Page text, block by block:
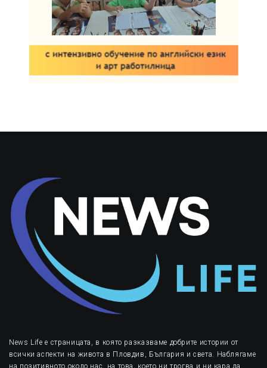
News Life е страницата, в която разказваме добрите истории от
всички аспекти на живота в Пловдив, България и света. Наблягаме